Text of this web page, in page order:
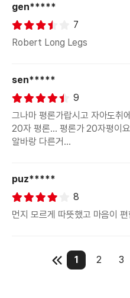
이 영화는 2015년 미국 뉴욕의
이제 막 성장 가도를 달리고 있
인턴제도를 시행 하면서 벌어지
2015년에도 '아직은' 보편적이
(1) 남편이 전업주부를 하고 있
(2) Senior 인턴제도를 시행하
타고 다니며,
직원들은 후드티에 청바지를 입
몇 가지 소소한 현대시대의 사람
(1) 은퇴 후 삶을 고민하는 노년
gen*****
7
Robert Long Legs
sen*****
9
그나마 평론가랍시고 자아도취
20자 평론... 평론가 20자평이
알바랑 다른거...
puz*****
8
먼지 모르게 따뜻했고 마음이
1 2 3